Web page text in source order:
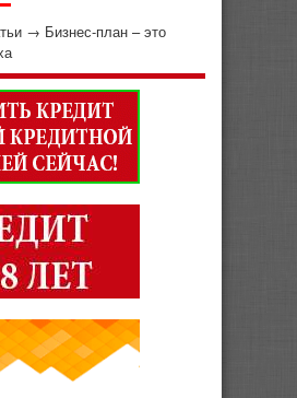
→ Бизнес-план – это